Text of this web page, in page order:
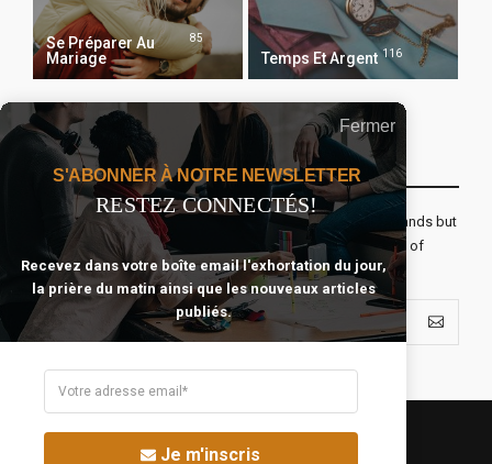
Se Préparer Au
Mariage
85
Temps Et Argent 116
Recevoir Notre Newsletter Chaque Matin
The real voyage of discovery consists not in seeking new lands but
seeing with new eyes. All journeys have secret destinations of
which the traveler is unaware.
Fermer
S'ABONNER À NOTRE NEWSLETTER
RESTEZ CONNECTÉS!
Recevez dans votre boîte email l'exhortation du jour,
la prière du matin ainsi que les nouveaux articles
publiés.
Je m'inscris